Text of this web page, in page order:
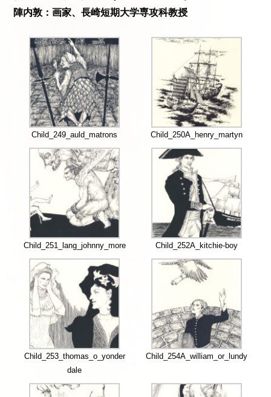
陣内敦：画家、長崎短期大学専攻科教授
Child_249_auld_matrons Child_250A_henry_martyn
Child_251_lang_johnny_more Child_252A_kitchie-boy
Child_253_thomas_o_yonder
dale
Child_254A_william_or_lundy